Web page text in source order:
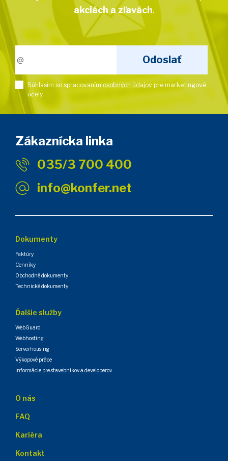
akciách a zľavách.
Súhlasím so spracovaním osobných údajov pre marketingové
účely.
Zákaznícka linka
035/3 700 400
info@konfer.net
Dokumenty
Faktúry
Cenníky
Obchodné dokumenty
Technické dokumenty
Ďalšie služby
WebGuard
Webhosting
Serverhousing
Výkopové práce
Informácie pre stavebníkov a developerov
O nás
FAQ
Kariéra
Kontakt